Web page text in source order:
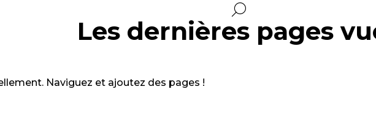
Les dernières pages
Naviguez et ajoutez des pages !